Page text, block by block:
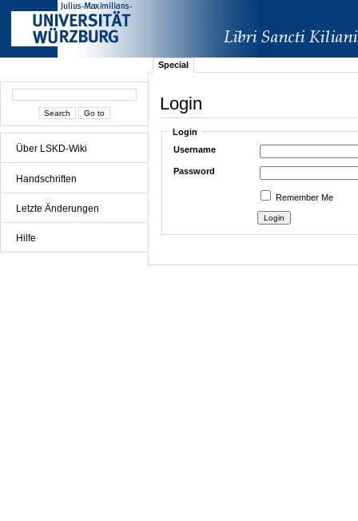
Über LSKD-Wiki
Handschriften
Letzte Änderungen
Hilfe
Special
Login
Login
Username
Password
Remember Me